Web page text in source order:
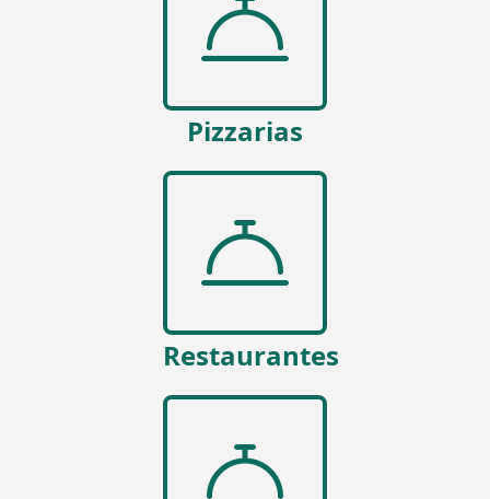
Pizzarias
Restaurantes